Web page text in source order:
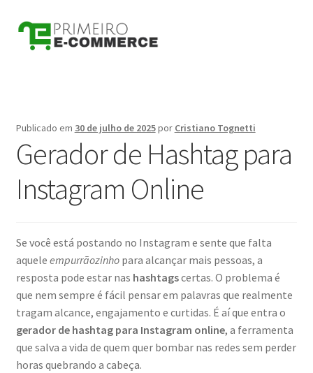
Pular
para
Pular
para
Publicado em 30 de julho de 2025por Cristiano Tognetti
Gerador de Hashtag para
Instagram Online
Se você está postando no Instagram e sente que falta
aquele empurrãozinhopara alcançar mais pessoas, a
resposta pode estar nas hashtagscertas. O problema é
que nem sempre é fácil pensar em palavras que realmente
tragam alcance, engajamento e curtidas. É aí que entra o
gerador de hashtag para Instagram online, a ferramenta
que salva a vida de quem quer bombar nas redes sem perder
horas quebrando a cabeça.